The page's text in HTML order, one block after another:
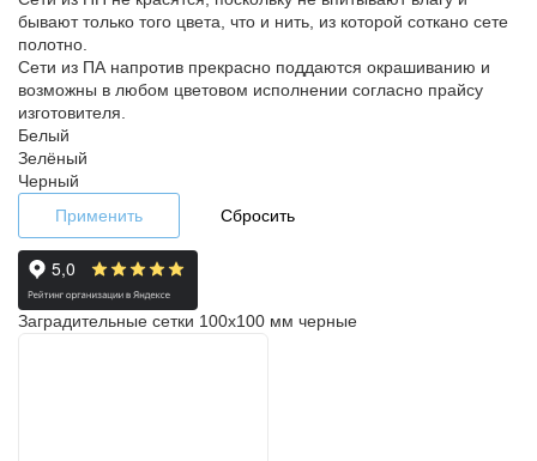
бывают только того цвета, что и нить, из которой соткано сете
полотно.
Сети из ПА напротив прекрасно поддаются окрашиванию и
возможны в любом цветовом исполнении согласно прайсу
изготовителя.
Белый
Зелёный
Черный
Применить
Сбросить
Заградительные сетки 100x100 мм черные